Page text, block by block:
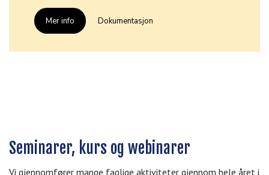
Mer info Dokumentasjon
Seminarer, kurs og webinarer
Vi gjennomfører mange faglige aktiviteter gjennom hele året i